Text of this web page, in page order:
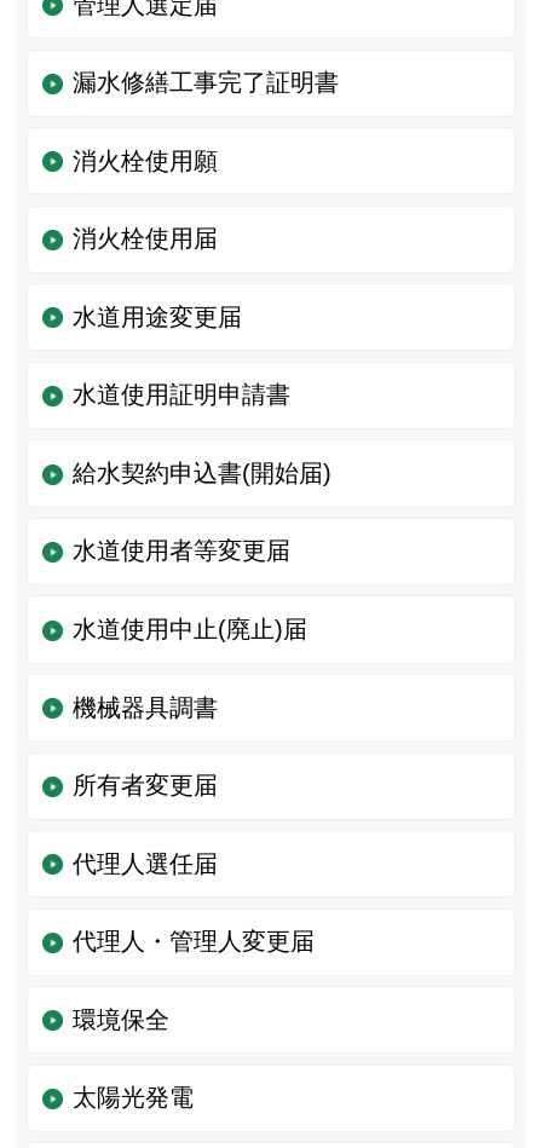
漏水修繕工事完了証明書
消火栓使用願
消火栓使用届
水道用途変更届
水道使用証明申請書
給水契約申込書(開始届)
水道使用者等変更届
水道使用中止(廃止)届
機械器具調書
所有者変更届
代理人選任届
代理人・管理人変更届
環境保全
太陽光発電